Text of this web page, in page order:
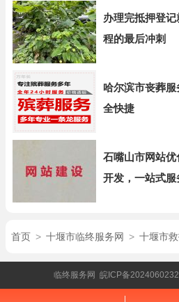
办理完抵押登
程的最后冲刺
哈尔滨市丧葬
全快捷
石嘴山市网站
开发，一站式服
首页 > 十堰市临终服务网 > 十堰市
临终服务网 皖ICP备